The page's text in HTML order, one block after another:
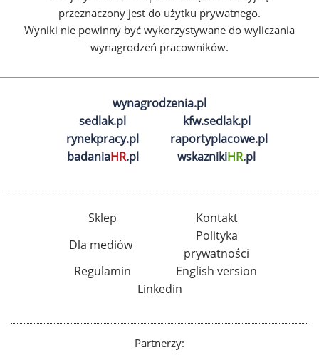
przeznaczony jest do użytku prywatnego.
Wyniki nie powinny być wykorzystywane do wyliczania
wynagrodzeń pracowników.
wynagrodzenia.pl
sedlak.pl
kfw.sedlak.pl
rynekpracy.pl
raportyplacowe.pl
badaniaHR.pl wskaznikiHR.pl
Sklep
Kontakt
Dla mediów
Polityka
prywatności
Regulamin
English version
Linkedin
Partnerzy: